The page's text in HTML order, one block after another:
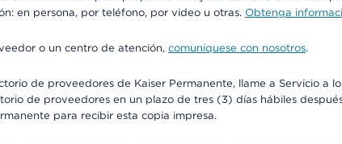
en persona, por teléfono, por video u otras. Obtenga
o un centro de atención, comuníquese con nosotros.
de proveedores de Kaiser Permanente, llame a Servicio a
de proveedores en un plazo de tres (3) días hábiles
para recibir esta copia impresa.